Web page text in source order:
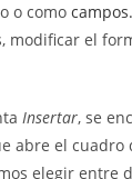
o comocampos.
modificar el
Insertar, se
abre el cuadro
elegir entre